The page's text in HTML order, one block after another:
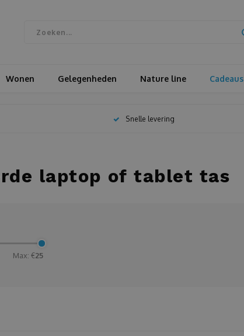
Wonen Gelegenheden Nature line Cadeaus
Snelle levering
laptop of tablet tas
Max: €25